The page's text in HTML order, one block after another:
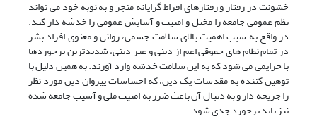
خشونت در رفتار و رفتارهای افراط گرایانه منجر و به نوبه خود می تواند
نظم عمومی جامعه را مختل و امنیت و آسایش عمومی را خدشه دار کند.
در واقع به سبب اهمیت بالای سلامت جسمی، روانی و معنوی افراد بشر
در تمام نظام های حقوقی اعم از دینی و غیر دینی، شدیدترین برخوردها
با جرایمی می شود که به این سلامت خدشه وارد آورند. به همین دلیل با
توهین کننده به مقدسات یک دین، که احساسات پیروان دین مورد نظر
را جریحه دار و به دنبال آن باعث ضرر به امنیت ملی و آسیب جامعه شده
نیز باید برخورد جدی شود.